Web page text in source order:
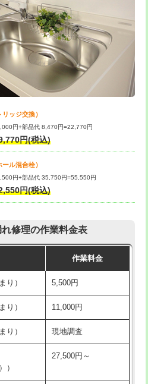
) 5,500円
バンド止
5,500円
め戻し作
11,000円
HI）使
・HI）使
管・銅
で)
44,000円
え)
戻し作
11,000円~
まで） 55,000円
事/3ｍ超
+11,000円
し作業）
33,000円
8,800円
清掃・修
軽作業）
11,000円
清掃・修
中作業）
22,000円
清掃・修
重作業）
33,000円
ップ
22,000円+材料費
ッジ交換）
円+部品代 8,470円=22,770円
円(税込)
ル混合栓）
円+部品代 35,750円=55,550円
円(税込)
修理の作業料金表
作業料金
り） 5,500円
り） 11,000円
り） 現地調査
）
27,500円～